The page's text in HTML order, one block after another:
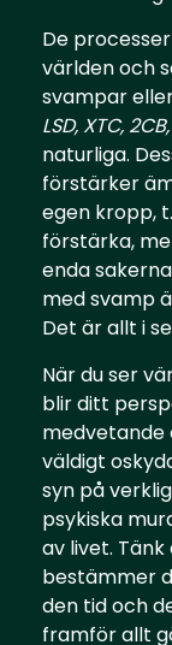
De
världen och
svampar
LSD, XTC,
naturliga.
förstärker
egen kropp,
förstärka,
enda
med svamp
Det är allt i
När du ser
blir ditt
medvetande
väldigt
syn på
psykiska
av livet.
bestämmer
den tid och
framför allt